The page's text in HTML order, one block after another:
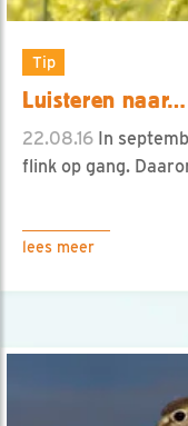
Tip
Luisteren
22.08.16 In
flink op gang.
lees meer